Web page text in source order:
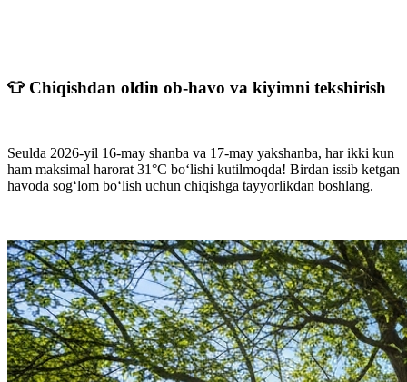
👕 Chiqishdan oldin ob-havo va kiyimni tekshirish
Seulda 2026-yil 16-may shanba va 17-may yakshanba, har ikki kun
ham maksimal harorat 31°C bo‘lishi kutilmoqda! Birdan issib ketgan
havoda sog‘lom bo‘lish uchun chiqishga tayyorlikdan boshlang.